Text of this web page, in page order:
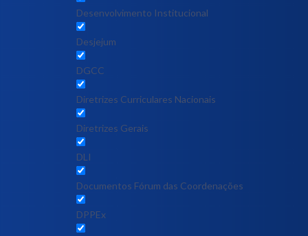
Desenvolvimento Institucional
Desjejum
DGCC
Diretrizes Curriculares Nacionais
Diretrizes Gerais
DLI
Documentos Fórum das Coordenações
DPPEx